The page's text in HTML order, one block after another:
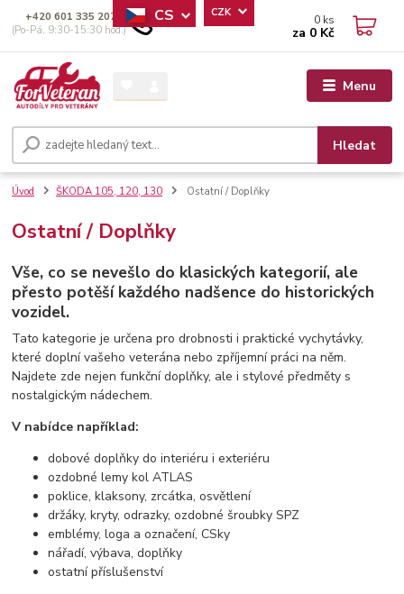
Menu
CS CZK
Hledat
+420 601 335 207
(Po-Pá, 9:30-15:30 hod.)
0 ks
za 0 Kč
Úvod ŠKODA 105, 120, 130 Ostatní / Doplňky
Ostatní / Doplňky
Vše, co se nevešlo do klasických kategorií, ale
přesto potěší každého nadšence do historických
vozidel.
Tato kategorie je určena pro drobnosti i praktické vychytávky,
které doplní vašeho veterána nebo zpříjemní práci na něm.
Najdete zde nejen funkční doplňky, ale i stylové předměty s
nostalgickým nádechem.
V nabídce například:
dobové doplňky do interiéru i exteriéru
ozdobné lemy kol ATLAS
poklice, klaksony, zrcátka, osvětlení
držáky, kryty, odrazky, ozdobné šroubky SPZ
emblémy, loga a označení, CSky
nářadí, výbava, doplňky
ostatní příslušenství